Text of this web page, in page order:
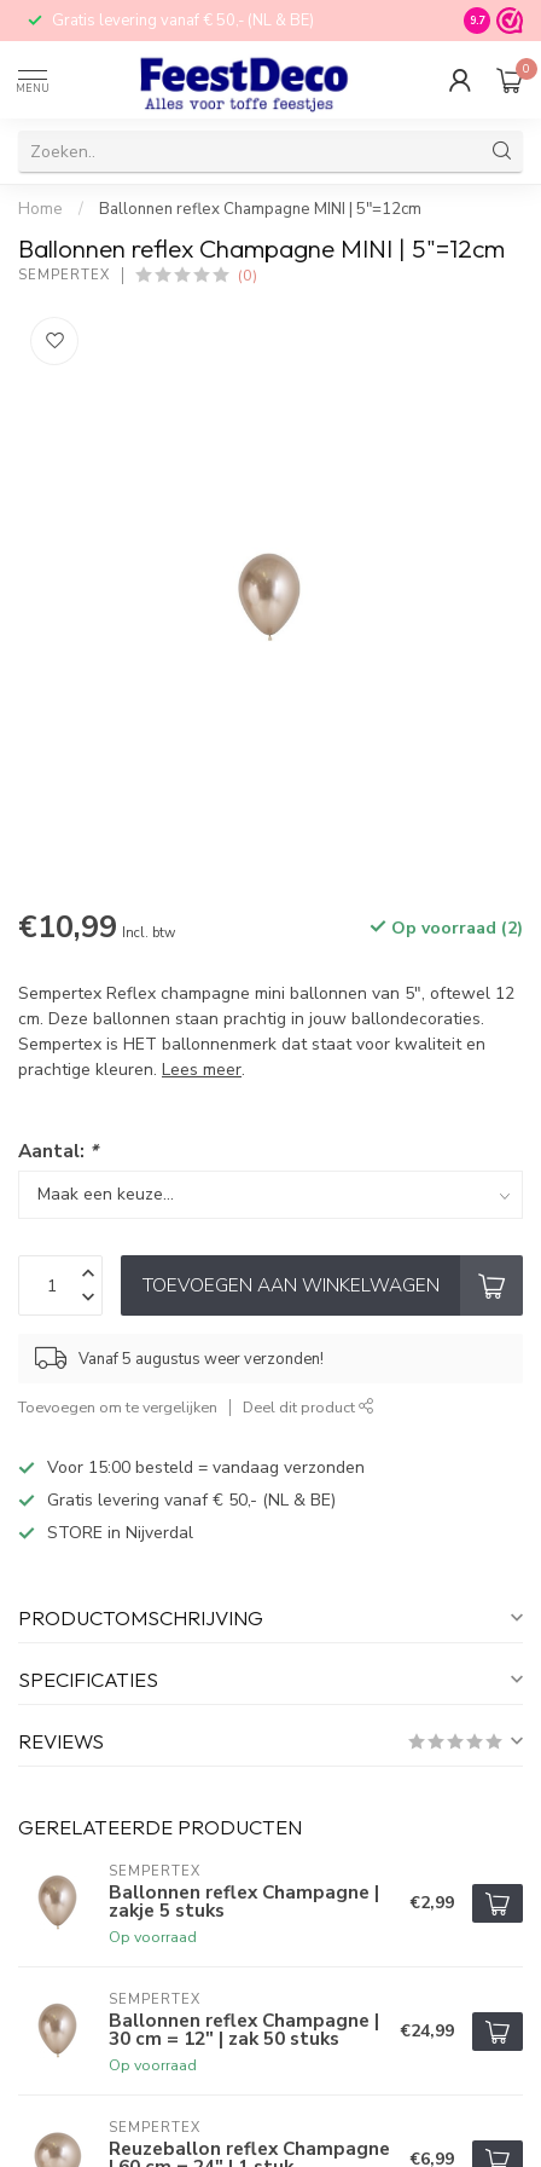
Gratis levering vanaf € 50,- (NL & BE) STORE in
9.7
MENU
0
Home / Ballonnen reflex Champagne MINI | 5"=12cm
Ballonnen reflex Champagne MINI | 5"=12cm
SEMPERTEX (0)
€10,99 Incl. btw Op voorraad (2)
Sempertex Reflex champagne mini ballonnen van 5", oftewel 12
cm. Deze ballonnen staan prachtig in jouw ballondecoraties.
Sempertex is HET ballonnenmerk dat staat voor kwaliteit en
prachtige kleuren. Lees meer.
Aantal: *
TOEVOEGEN AAN WINKELWAGEN
Vanaf 5 augustus weer verzonden!
Toevoegen om te vergelijken Deel dit product
Voor 15:00 besteld = vandaag verzonden
Gratis levering vanaf € 50,- (NL & BE)
STORE in Nijverdal
PRODUCTOMSCHRIJVING
SPECIFICATIES
REVIEWS
GERELATEERDE PRODUCTEN
SEMPERTEX
Ballonnen reflex Champagne |
zakje 5 stuks
Op voorraad
€2,99
SEMPERTEX
Ballonnen reflex Champagne |
30 cm = 12" | zak 50 stuks
Op voorraad
€24,99
SEMPERTEX
Reuzeballon reflex Champagne €6,99